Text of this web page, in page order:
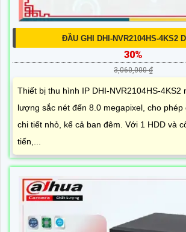
ĐẦU GHI DHI-NVR2104HS-4KS2
30%
3,060,000 ₫
Thiết bị thu hình IP DHI-NVR2104HS-4KS2
lượng sắc nét đến 8.0 megapixel, cho phép
chi tiết nhỏ, kể cả ban đêm. Với 1 HDD và
tiến,...